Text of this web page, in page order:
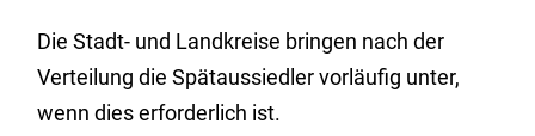
Die Stadt- und Landkreise bringen nach der
Verteilung die Spätaussiedler vorläufig unter,
wenn dies erforderlich ist.